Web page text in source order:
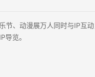
节、动漫展万人同时与IP互
导览。